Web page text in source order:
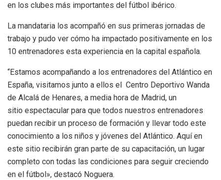
en los clubes más importantes del fútbol ibérico.
La mandataria los acompañó en sus primeras jornadas de
trabajo y pudo ver cómo ha impactado positivamente en los
10 entrenadores esta experiencia en la capital española.
“Estamos acompañando a los entrenadores del Atlántico en
España, visitamos junto a ellos el Centro Deportivo Wanda
de Alcalá de Henares, a media hora de Madrid, un
sitio espectacular para que todos nuestros entrenadores
puedan recibir un proceso de formación y llevar todo este
conocimiento a los niños y jóvenes del Atlántico. Aquí en
este sitio recibirán gran parte de su capacitación, un lugar
completo con todas las condiciones para seguir creciendo
en el fútbol», destacó Noguera.